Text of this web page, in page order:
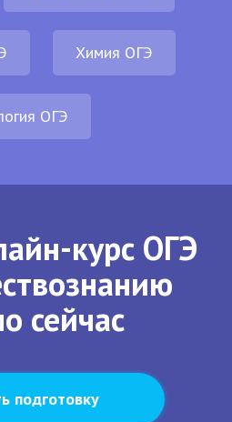
Химия ОГЭ
ОГЭ
курс ОГЭ
сейчас
подготовку